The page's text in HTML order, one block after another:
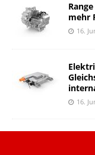
mehr
16.
16.